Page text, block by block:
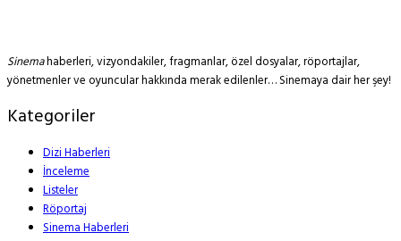
Sinemahaberleri, vizyondakiler, fragmanlar, özel dosyalar, röportajlar,
yönetmenler ve oyuncular hakkında merak edilenler… Sinemaya dair her şey!
Kategoriler
Dizi Haberleri
İnceleme
Listeler
Röportaj
Sinema Haberleri